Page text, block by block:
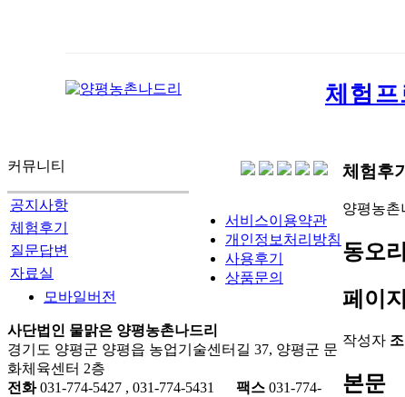
체험프
커뮤니티
공지사항
체험후기
질문답변
자료실
체험후기
양평농촌
동오
페이
작성자
본문
서비스이용약관
개인정보처리방침
사용후기
상품문의
모바일버전
사단법인 물맑은 양평농촌나드리
경기도 양평군 양평읍 농업기술센터길 37, 양평군 문
화체육센터 2층
전화031-774-5427 , 031-774-5431 팩스 031-774-